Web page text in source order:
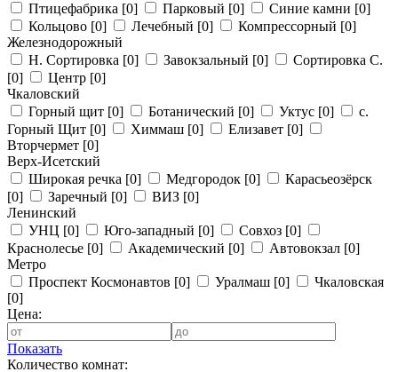
Птицефабрика [0] Парковый [0] Синие камни [0]
Кольцово [0] Лечебный [0] Компрессорный [0]
Железнодорожный
Н. Сортировка [0] Завокзальный [0]
Сортировка С.
[0]
Центр [0]
Чкаловский
Горный щит [0] Ботанический [0] Уктус [0]
с.
Горный Щит [0] Химмаш [0] Елизавет [0]
Вторчермет [0]
Верх-Исетский
Широкая речка [0] Медгородок [0]
Карасьеозёрск
[0]
Заречный [0] ВИЗ [0]
Ленинский
УНЦ [0] Юго-западный [0] Совхоз [0]
Краснолесье [0] Академический [0] Автовокзал [0]
Метро
Проспект Космонавтов [0] Уралмаш [0]
Чкаловская
[0]
Цена:
Показать
Количество комнат: